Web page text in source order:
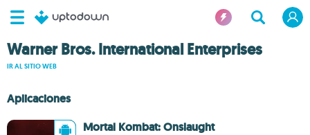
Warner Bros. International Enterprises
IR AL SITIO WEB
Aplicaciones
Mortal Kombat: Onslaught